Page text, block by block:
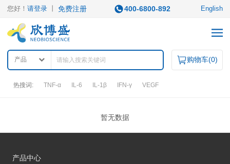
您好！请登录 丨免费注册 400-6800-892 English
产品 购物车(0)
热搜词: TNF-α IL-6 IL-1β IFN-γ VEGF
暂无数据
产品中心